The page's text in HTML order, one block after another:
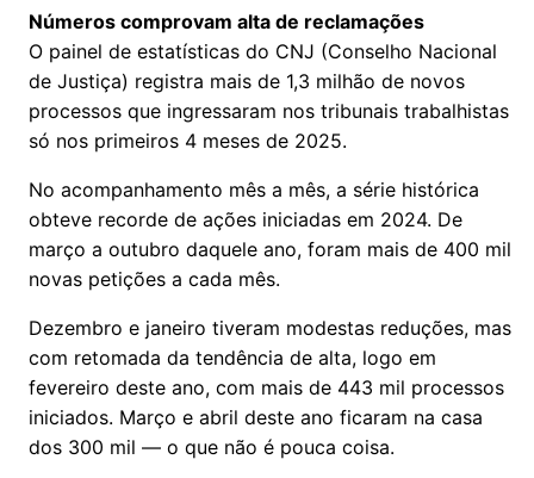
Números comprovam alta de reclamações
O painel de estatísticas do CNJ (Conselho Nacional
de Justiça) registra mais de 1,3 milhão de novos
processos que ingressaram nos tribunais trabalhistas
só nos primeiros 4 meses de 2025.
No acompanhamento mês a mês, a série histórica
obteve recorde de ações iniciadas em 2024. De
março a outubro daquele ano, foram mais de 400 mil
novas petições a cada mês.
Dezembro e janeiro tiveram modestas reduções, mas
com retomada da tendência de alta, logo em
fevereiro deste ano, com mais de 443 mil processos
iniciados. Março e abril deste ano ficaram na casa
dos 300 mil — o que não é pouca coisa.